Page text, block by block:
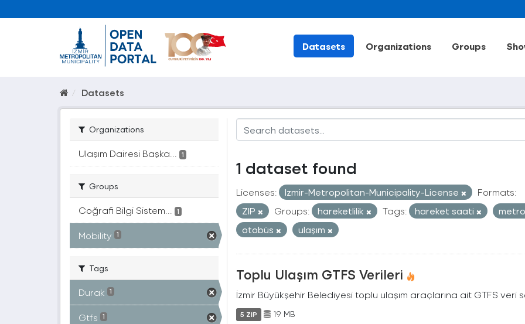
Datasets Organizations Groups
Datasets
Organizations
Ulaşım Dairesi Başka... 1
Groups
Coğrafi Bilgi Sistem... 1
Mobility 1
Tags
Durak 1
Gtfs 1
1 dataset found
Licenses: Izmir-Metropolitan-Municipality-License
Formats:
ZIP
Groups: hareketlilik Tags: hareket saati metro
otobüs
ulaşım
Toplu Ulaşım GTFS Verileri
İzmir Büyükşehir Belediyesi toplu ulaşım araçlarına ait GTFS veri
5 ZIP 19 MB